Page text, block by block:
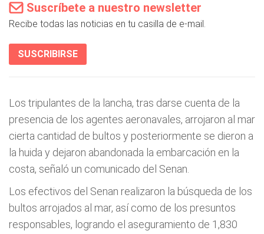
Suscríbete a nuestro newsletter
Recibe todas las noticias en tu casilla de e-mail.
SUSCRIBIRSE
Los tripulantes de la lancha, tras darse cuenta de la
presencia de los agentes aeronavales, arrojaron al mar
cierta cantidad de bultos y posteriormente se dieron a
la huida y dejaron abandonada la embarcación en la
costa, señaló un comunicado del Senan.
Los efectivos del Senan realizaron la búsqueda de los
bultos arrojados al mar, así como de los presuntos
responsables, logrando el aseguramiento de 1,830